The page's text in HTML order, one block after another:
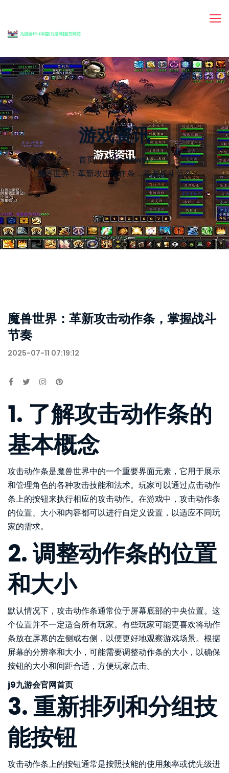
游戏资讯
首页 Our News/
魔兽世界：革新攻击动作条，掌握战斗节奏
魔兽世界：革新攻击动作条，掌握战斗
节奏
2025-07-11 07:19:12
1. 了解攻击动作条的
基本概念
攻击动作条是魔兽世界中的一个重要界面元素，它用于展示
和管理角色的各种攻击技能和法术。玩家可以通过点击动作
条上的按钮来执行相应的攻击动作。在游戏中，攻击动作条
的位置、大小和内容都可以进行自定义设置，以适应不同玩
家的需求。
2. 调整动作条的位置
和大小
默认情况下，攻击动作条通常位于屏幕底部的中央位置。这
个位置并不一定适合所有玩家。有些玩家可能更喜欢将动作
条放在屏幕的左侧或右侧，以便更好地观察游戏场景。根据
屏幕的分辨率和大小，可能需要调整动作条的大小，以确保
按钮的大小和间距合适，方便玩家点击。
j9九游会官网首页
3. 重新排列和分组技
能按钮
攻击动作条上的按钮通常是按照技能的使用频率或优先级进